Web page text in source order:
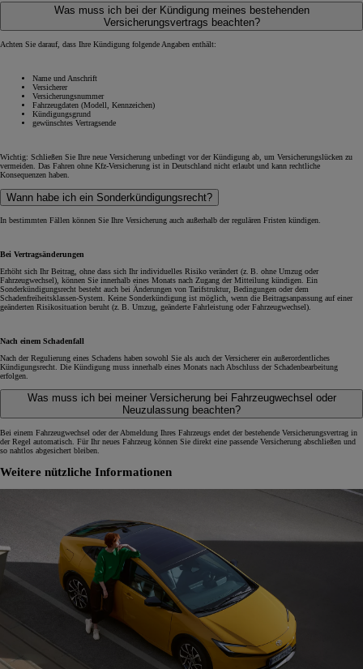
Was muss ich bei der Kündigung meines bestehenden
Versicherungsvertrags beachten?
Achten Sie darauf, dass Ihre Kündigung folgende Angaben enthält:
Name und Anschrift
Versicherer
Versicherungsnummer
Fahrzeugdaten (Modell, Kennzeichen)
Kündigungsgrund
gewünschtes Vertragsende
Wichtig: Schließen Sie Ihre neue Versicherung unbedingt vor der Kündigung ab, um Versicherungslücken zu
vermeiden. Das Fahren ohne Kfz-Versicherung ist in Deutschland nicht erlaubt und kann rechtliche
Konsequenzen haben.
Wann habe ich ein Sonderkündigungsrecht?
In bestimmten Fällen können Sie Ihre Versicherung auch außerhalb der regulären Fristen kündigen.
Bei Vertragsänderungen
Erhöht sich Ihr Beitrag, ohne dass sich Ihr individuelles Risiko verändert (z. B. ohne Umzug oder
Fahrzeugwechsel), können Sie innerhalb eines Monats nach Zugang der Mitteilung kündigen. Ein
Sonderkündigungsrecht besteht auch bei Änderungen von Tarifstruktur, Bedingungen oder dem
Schadenfreiheitsklassen-System. Keine Sonderkündigung ist möglich, wenn die Beitragsanpassung auf einer
geänderten Risikosituation beruht (z. B. Umzug, geänderte Fahrleistung oder Fahrzeugwechsel).
Nach einem Schadenfall
Nach der Regulierung eines Schadens haben sowohl Sie als auch der Versicherer ein außerordentliches
Kündigungsrecht. Die Kündigung muss innerhalb eines Monats nach Abschluss der Schadenbearbeitung
erfolgen.
Was muss ich bei meiner Versicherung bei Fahrzeugwechsel oder
Neuzulassung beachten?
Bei einem Fahrzeugwechsel oder der Abmeldung Ihres Fahrzeugs endet der bestehende Versicherungsvertrag in
der Regel automatisch. Für Ihr neues Fahrzeug können Sie direkt eine passende Versicherung abschließen und
so nahtlos abgesichert bleiben.
Weitere nützliche Informationen